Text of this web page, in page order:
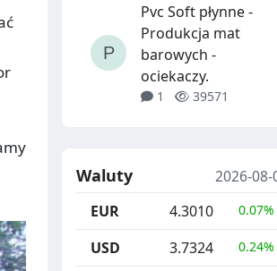
Pvc Soft płynne -
Produkcja mat
barowych -
ociekaczy.
1 39571
Waluty
2026-08-
EUR
4.3010 0.07%
USD 3.7324 0.24%